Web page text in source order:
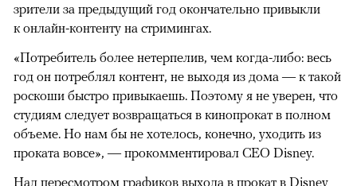
зрители за предыдущий год окончательно привыкли
к онлайн-контенту на стримингах.
«Потребитель более нетерпелив, чем когда-либо: весь
год он потреблял контент, не выходя из дома — к такой
роскоши быстро привыкаешь. Поэтому я не уверен, что
студиям следует возвращаться в кинопрокат в полном
объеме. Но нам бы не хотелось, конечно, уходить из
проката вовсе», — прокомментировал CEO Disney.
Над пересмотром графиков выхода в прокат в Disney